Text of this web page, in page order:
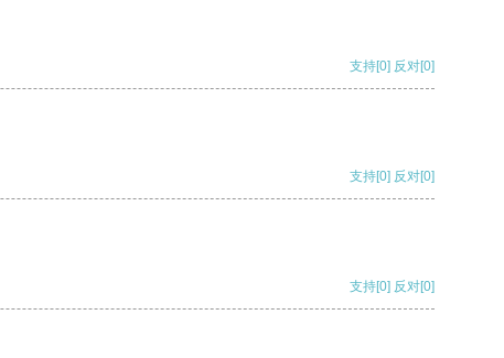
支持[0] 反对[0]
支持[0] 反对[0]
支持[0] 反对[0]